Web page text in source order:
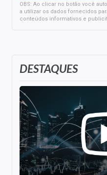
DESTAQUES
OBS: Ao clicar no botão você
a utilizar os dados fornecidos
conteúdos informativos e